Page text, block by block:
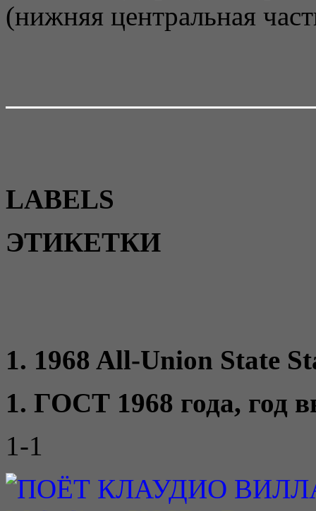
(нижняя центральная
LABELS
ЭТИКЕТКИ
1. 1968 All-Union State
1. ГОСТ 1968 года, год
1-1